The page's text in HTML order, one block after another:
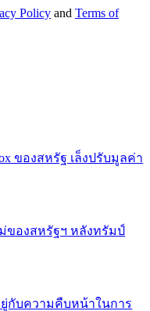
Policy and Terms of
ของสหรัฐ เล็งปรับมูลค่า
ของสหรัฐฯ หลังทรัมป์
กับความคืบหน้าในการ